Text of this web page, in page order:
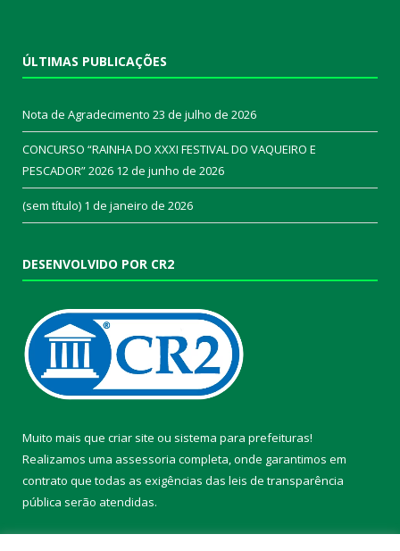
ÚLTIMAS PUBLICAÇÕES
Nota de Agradecimento 23 de julho de 2026
CONCURSO “RAINHA DO XXXI FESTIVAL DO VAQUEIRO E
PESCADOR” 2026 12 de junho de 2026
(sem título) 1 de janeiro de 2026
DESENVOLVIDO POR CR2
Muito mais que criar site ou sistema para prefeituras!
Realizamos uma assessoria completa, onde garantimos em
contrato que todas as exigências das leis de transparência
pública serão atendidas.